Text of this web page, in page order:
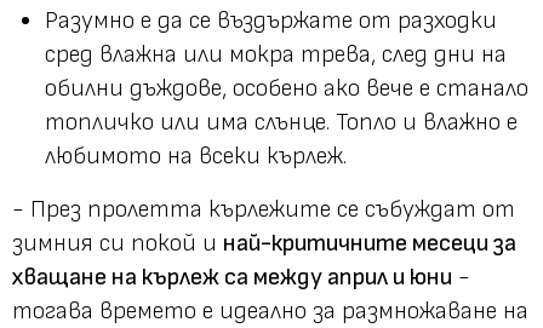
Разумно е да се въздържате от разходки
сред влажна или мокра трева, след дни на
обилни дъждове, особено ако вече е станало
топличко или има слънце. Топло и влажно е
любимото на всеки кърлеж.
- През пролетта кърлежите се събуждат от
зимния си покой и най-критичните месеци за
хващане на кърлеж са между април и юни -
тогава времето е идеално за размножаване на